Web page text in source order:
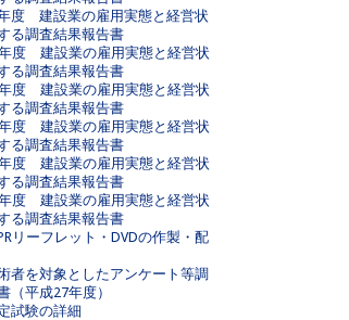
度 建設業の雇用実態と経営状
る調査結果報告書
度 建設業の雇用実態と経営状
る調査結果報告書
度 建設業の雇用実態と経営状
る調査結果報告書
度 建設業の雇用実態と経営状
る調査結果報告書
度 建設業の雇用実態と経営状
る調査結果報告書
度 建設業の雇用実態と経営状
る調査結果報告書
リーフレット・DVDの作製・配
者を対象としたアンケート等調
（平成27年度）
試験の詳細